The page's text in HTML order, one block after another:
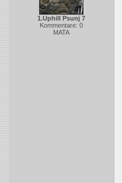
1.Uphill Psunj 7
Kommentare: 0
MATA